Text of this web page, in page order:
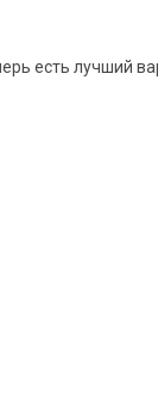
есть лучший